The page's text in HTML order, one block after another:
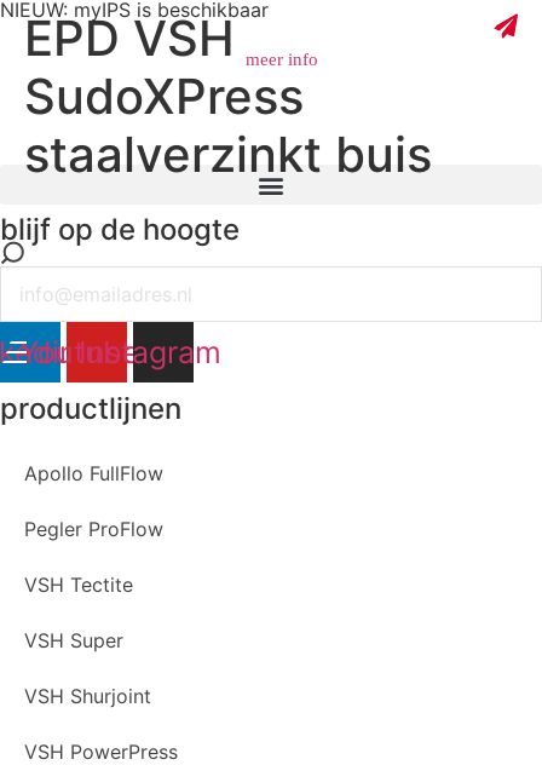
NIEUW: myIPS is beschikbaar
meer info
EPD VSH
SudoXPress
staalverzinkt buis
blijf op de hoogte
YoutubeInstagram
productlijnen
Apollo FullFlow
Pegler ProFlow
VSH Tectite
VSH Super
VSH Shurjoint
VSH PowerPress